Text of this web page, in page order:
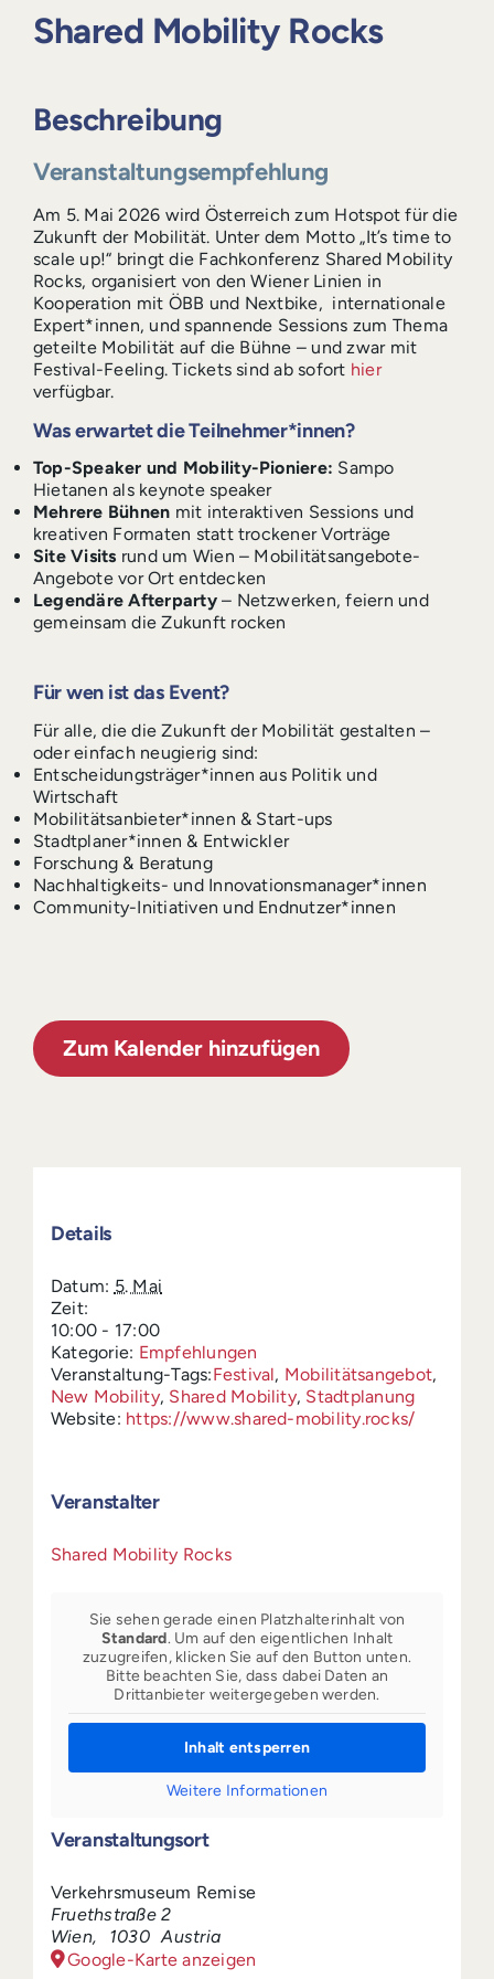
Shared Mobility Rocks
Beschreibung
Veranstaltungsempfehlung
Am 5. Mai 2026 wird Österreich zum Hotspot für die
Zukunft der Mobilität. Unter dem Motto „It’s time to
scale up!“ bringt die Fachkonferenz Shared Mobility
Rocks, organisiert von den Wiener Linien in
Kooperation mit ÖBB und Nextbike, internationale
Expert*innen, und spannende Sessions zum Thema
geteilte Mobilität auf die Bühne – und zwar mit
Festival-Feeling. Tickets sind ab sofort hier
verfügbar.
Was erwartet die Teilnehmer*innen?
Top-Speaker und Mobility-Pioniere: Sampo
Hietanen als keynote speaker
Mehrere Bühnen mit interaktiven Sessions und
kreativen Formaten statt trockener Vorträge
Site Visits rund um Wien – Mobilitätsangebote-
Angebote vor Ort entdecken
Legendäre Afterparty– Netzwerken, feiern und
gemeinsam die Zukunft rocken
Für wen ist das Event?
Für alle, die die Zukunft der Mobilität gestalten –
oder einfach neugierig sind:
Entscheidungsträger*innen aus Politik und
Wirtschaft
Mobilitätsanbieter*innen & Start-ups
Stadtplaner*innen & Entwickler
Forschung & Beratung
Nachhaltigkeits- und Innovationsmanager*innen
Community-Initiativen und Endnutzer*innen
Zum Kalender hinzufügen
Details
Datum: 5. Mai
Zeit:
10:00 - 17:00
Kategorie: Empfehlungen
Veranstaltung-Tags:Festival, Mobilitätsangebot,
New Mobility, Shared Mobility, Stadtplanung
Website: https://www.shared-mobility.rocks/
Veranstalter
Shared Mobility Rocks
Veranstaltungsort
Verkehrsmuseum Remise
Fruethstraße 2
Wien, 1030 Austria
Google-Karte anzeigen
Sie sehen gerade einen Platzhalterinhalt von
Standard. Um auf den eigentlichen Inhalt
zuzugreifen, klicken Sie auf den Button unten.
Bitte beachten Sie, dass dabei Daten an
Drittanbieter weitergegeben werden.
Inhalt entsperren
Weitere Informationen